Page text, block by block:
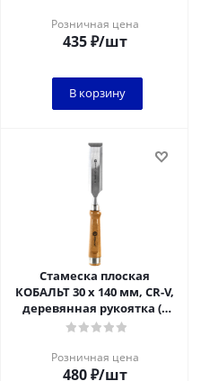
Розничная цена
435₽/шт
В корзину
Стамеска плоская
КОБАЛЬТ 30 х 140 мм, CR-V,
деревянная рукоятка (1
шт.) подвес 1/6
Розничная цена
480₽/шт